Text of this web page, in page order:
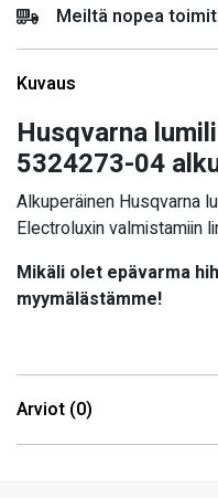
Meiltä nopea
Kuvaus
Husqvarna
5324273-04
Alkuperäinen Husqvarna
Electroluxin valmistamiin
Mikäli olet epävarma
myymälästämme!
Arviot (0)